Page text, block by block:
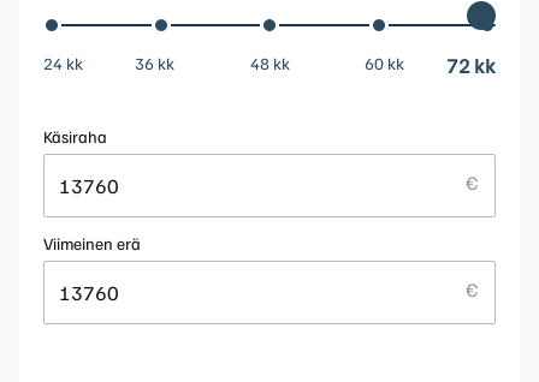
24 kk 36 kk 48 kk 60 kk 72 kk
Käsiraha
Viimeinen erä